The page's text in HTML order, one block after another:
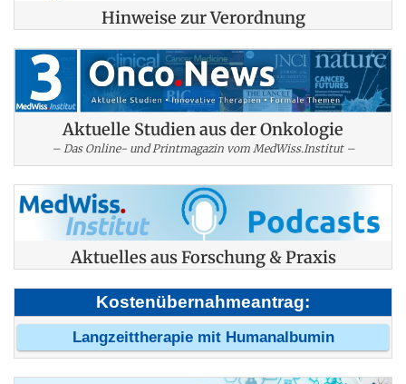
Hinweise zur Verordnung
Aktuelle Studien aus der Onkologie
– Das Online- und Printmagazin vom MedWiss.Institut –
Aktuelles aus Forschung & Praxis
Kostenübernahmeantrag:
Langzeittherapie mit Humanalbumin